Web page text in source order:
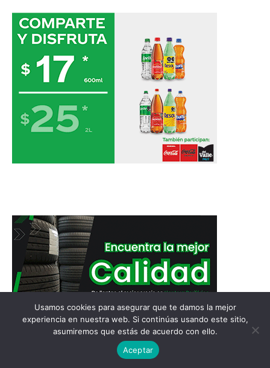
Usamos cookies para asegurar que te damos la mejor
experiencia en nuestra web. Si continúas usando este sitio,
asumiremos que estás de acuerdo con ello.
Aceptar